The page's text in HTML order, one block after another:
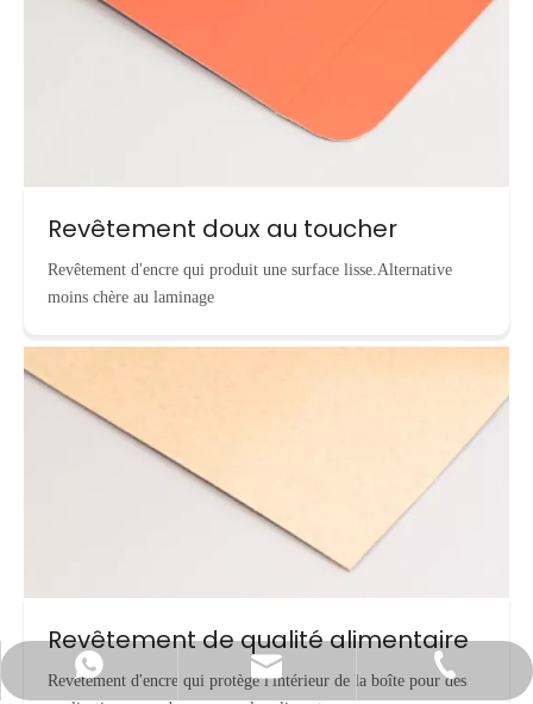
Revêtement doux au toucher
Revêtement d'encre qui produit une surface lisse.Alternative
moins chère au laminage
Revêtement de qualité alimentaire
Revêtement d'encre qui protège l'intérieur de la boîte pour des
Contacter par WhatsApp
info@cnecopackaging.com
+86-15221732206